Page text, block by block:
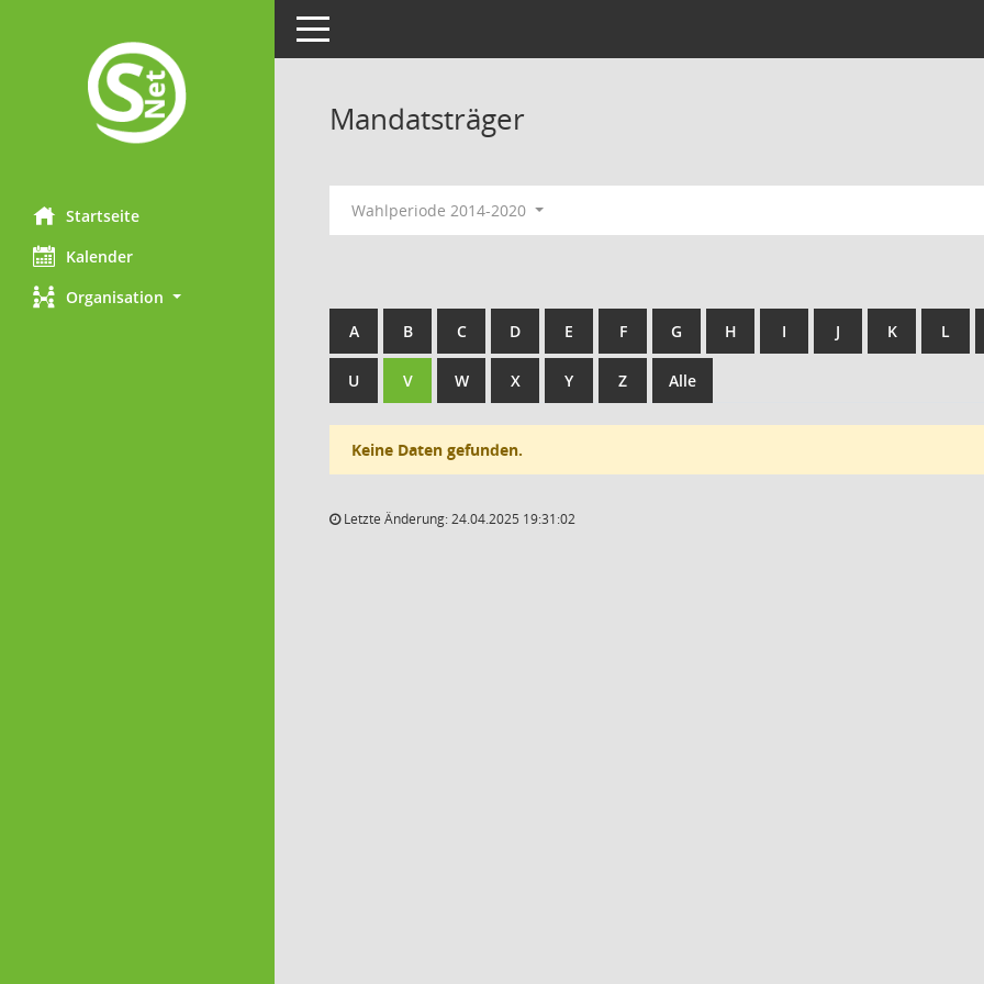
Startseite
Kalender
Organisation
Toggle navigation
Mandatsträger
Wahlperiode 2014-2020
A B C D E F G H I J K L
U V W X Y Z Alle
Keine Daten gefunden.
Letzte Änderung: 24.04.2025 19:31:02